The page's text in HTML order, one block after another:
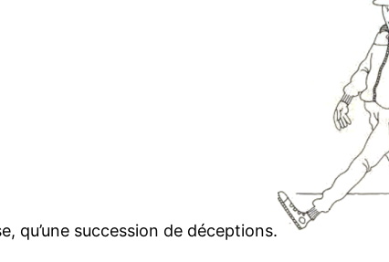
qu’une succession de déceptions.